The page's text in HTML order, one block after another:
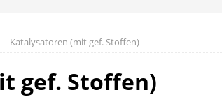
Katalysatoren (mit gef. Stoffen)
gef. Stoffen)